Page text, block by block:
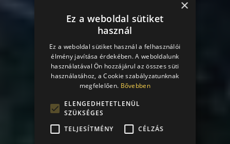
×
Ez a weboldal sütiket
használ
Ez a weboldal sütiket használ a felhasználói
élmény javítása érdekében. A weboldalunk
használatával Ön hozzájárul az összes süti
használatához, a Cookie szabályzatunknak
megfelelően. Bővebben
ELENGEDHETETLENÜL
SZÜKSÉGES
TELJESÍTMÉNY
CÉLZÁS